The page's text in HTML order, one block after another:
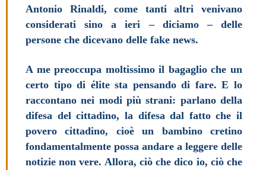
Antonio Rinaldi, come tanti altri venivano
considerati sino a ieri – diciamo – delle
persone che dicevano delle fake news.
A me preoccupa moltissimo il bagaglio che un
certo tipo di élite sta pensando di fare. E lo
raccontano nei modi più strani: parlano della
difesa del cittadino, la difesa dal fatto che il
povero cittadino, cioè un bambino cretino
fondamentalmente possa andare a leggere delle
notizie non vere. Allora, ciò che dico io, ciò che